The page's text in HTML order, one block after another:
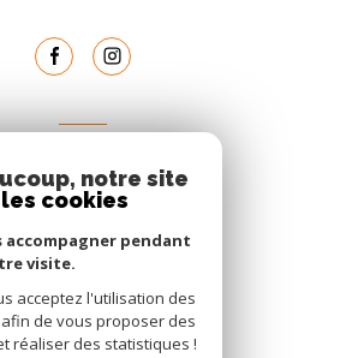
clients
notre site
cookies
accompagner pendant
visite.
acceptez l'utilisation des
de vous proposer des
réaliser des statistiques !